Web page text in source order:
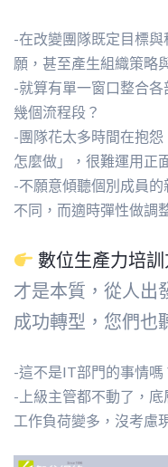
-在改變團隊既定目標
願，甚至產生組織策略
-就算有單一窗口整合
幾個流程段？
-團隊花太多時間在抱
怎麼做」，很難運用正
-不願意傾聽個別成員
不同，而適時彈性做調
數位生產力培
才是本質，從人出
成功轉型，您們也
-這不是IT部門的事情嗎
-上級主管都不動了，
工作負荷變多，沒考慮